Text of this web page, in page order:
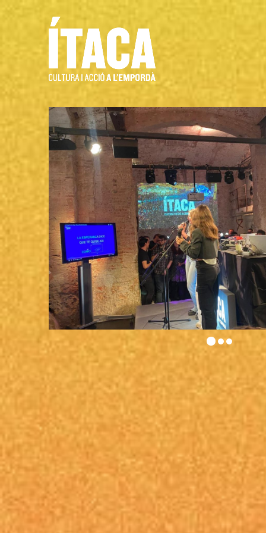
Diapositiva 1 de 3: Festa ÍTACA, a la Fàbrica Moritz